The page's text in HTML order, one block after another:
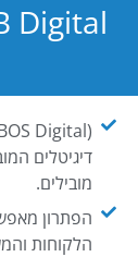
מובילים.
הפתרון
הלקוחות